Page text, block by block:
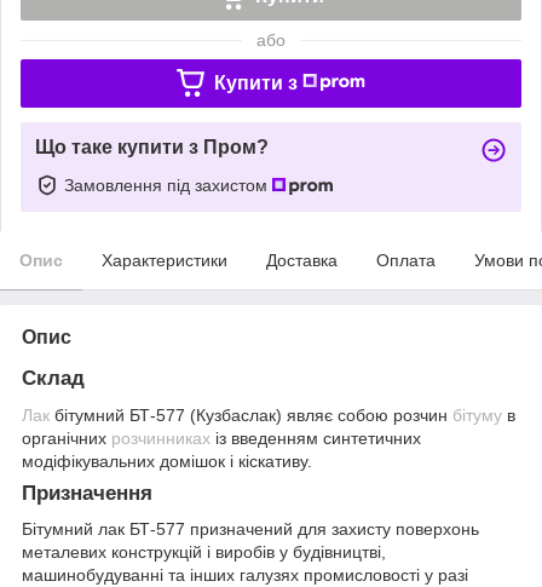
або
Купити з
Що таке купити з Пром?
Замовлення під захистом
Опис Характеристики Доставка Оплата Умови
Опис
Склад
Лак бітумний БТ-577 (Кузбаслак) являє собою розчин бітуму в
органічних розчинниках із введенням синтетичних
модіфікувальних домішок і кіскативу.
Призначення
Бітумний лак БТ-577 призначений для захисту поверхонь
металевих конструкцій і виробів у будівництві,
машинобудуванні та інших галузях промисловості у разі